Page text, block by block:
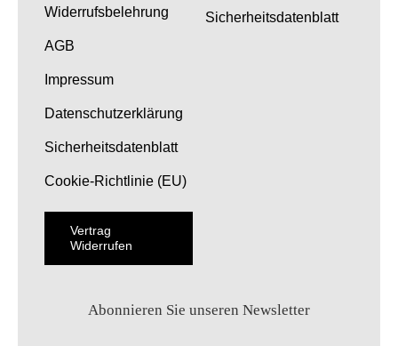
Widerrufsbelehrung
AGB
Impressum
Datenschutzerklärung
Sicherheitsdatenblatt
Cookie-Richtlinie (EU)
Vertrag
Widerrufen
Sicherheitsdatenblatt
Abonnieren Sie unseren Newsletter